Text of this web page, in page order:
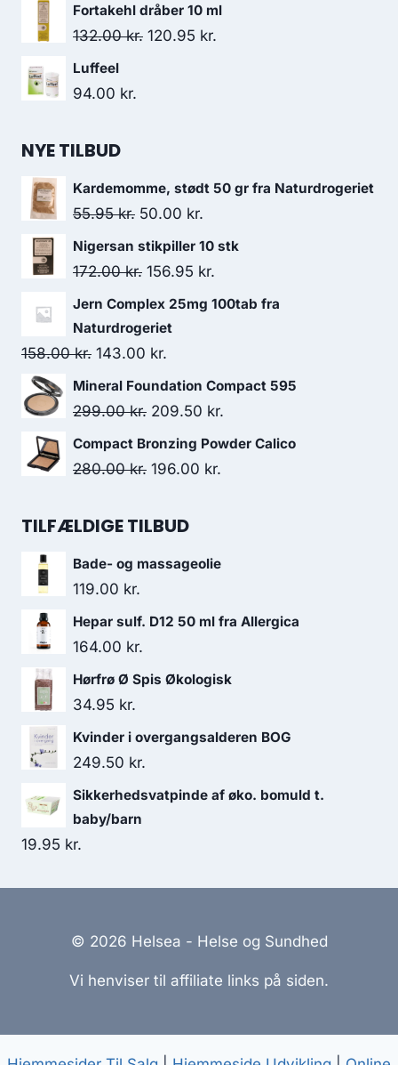
Fortakehl dråber 10 ml
132.00kr. Den
120.95 kr.
Luffeel
94.00 kr.
NYE TILBUD
Kardemomme, stødt 50 gr fra Naturdrogeriet
55.95kr. Den
oprindelige
pris
55.95 kr..
50.00 kr.
aktuelle
pris
Nigersan stikpiller 10 stk
172.00kr. Den
oprindelige
pris
var:
172.00 kr..
156.95 kr.
aktuelle
156.95 kr..
Jern Complex 25mg 100tab fra
Naturdrogeriet
158.00kr. Den
oprindelige
pris
158.00 kr..
143.00 kr.
aktuelle
pris
143.00 kr..
Mineral Foundation Compact 595
299.00kr. Den
oprindelige
pris
299.00 kr..
209.50 kr.
aktuelle
Compact Bronzing Powder Calico
280.00kr. Den
pris
280.00 kr..
196.00 kr.
TILFÆLDIGE TILBUD
Bade- og massageolie
119.00 kr.
Hepar sulf. D12 50 ml fra Allergica
164.00 kr.
Hørfrø Ø Spis Økologisk
34.95 kr.
Kvinder i overgangsalderen BOG
249.50 kr.
Sikkerhedsvatpinde af øko. bomuld t.
baby/barn
19.95 kr.
© 2026 Helsea - Helse og Sundhed
Vi henviser til affiliate links på siden.